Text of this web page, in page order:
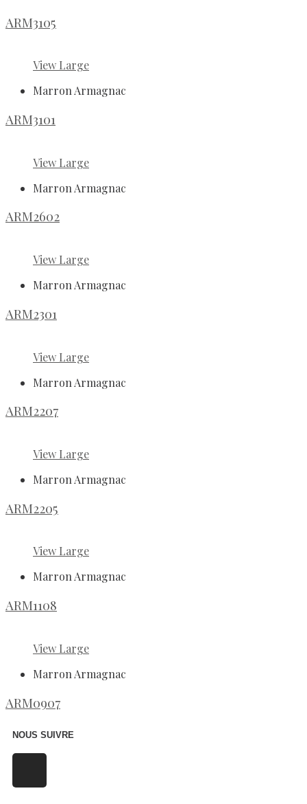
ARM3105
View Large
Marron Armagnac
ARM3101
View Large
Marron Armagnac
ARM2602
View Large
Marron Armagnac
ARM2301
View Large
Marron Armagnac
ARM2207
View Large
Marron Armagnac
ARM2205
View Large
Marron Armagnac
ARM1108
View Large
Marron Armagnac
ARM0907
NOUS SUIVRE